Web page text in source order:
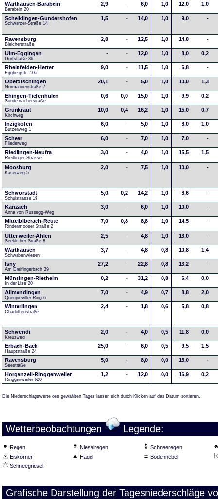
Warthausen-Barabein
Barabein 20
2,9 - 6,0 1,0 12,0 1,0
Schelklingen-Gundershofen
Schwarzer-Straße 14
1,5 - 14,0 1,0 9,0 -
Ravensburg
Bleicherstraße
2,8 - 12,5 1,0 14,8 -
Ulm-Eggingen
Dorfstraße 36
- - 12,0 1,0 8,0 0,2
Rheinfelden-Herten
Eggbergstr. 10a
9,0 - 11,5 1,0 6,8 -
Oberdischingen
Normannenstraße 7
20,1 - 5,0 1,0 10,0 1,3
Ehingen-Tiefenhülen
Sondernacherstraße
0,6 0,0 15,0 1,0 9,9 0,2
Grünkraut
Kirchweg
10,0 0,4 16,2 1,0 15,0 0,7
Inzigkofen
Butzenweg 1
6,0 - 5,0 1,0 8,0 1,0
Scheer
Fliederweg
6,0 - 7,0 1,0 7,0 -
Riedlingen-Neufra
Riedlinger Strasse
3,0 - 4,0 1,0 15,5 1,5
Moosburg
Käserweg 5
2,0 - 7,5 1,0 10,0 -
Schwörstadt
Schulstrasse 19
5,0 0,2 14,2 1,0 8,6 -
Kanzach
Anna von Russegg-Weg
3,0 - 6,0 1,0 10,0 -
Mittelbiberach-Reute
Rindenmooser Straße 2
7,0 0,8 8,8 1,0 14,5 -
Uttenweiler-Ahlen
Seekircher Straße 8
2,5 - 4,8 1,0 13,0 -
Warthausen
Schwabenwiesen
3,7 - 4,8 0,8 10,8 1,4
Isny
Am Dreifingerbach 39
27,2 - 22,8 0,8 13,2 -
Münsingen-Rietheim
In der Lise 20
0,2 - 31,2 0,8 6,4 0,0
Allmendingen
Querqueviller Ring 6
7,0 - 4,9 0,7 8,8 2,0
Winterlingen
Charlottenstraße
2,4 - 1,8 0,6 5,8 0,8
Schwendi
Kreuzweg
2,0 - 4,0 0,5 11,8 0,0
Erbach-Bach
Hauptstraße 24
25,0 - 6,0 0,5 9,5 1,5
Ravensburg
Seestraße
5,0 - 8,0 0,0 15,0 -
Horgenzell-Ringgenweiler
Ringgenweiler 620
1,2 - 12,0 0,0 16,9 0,2
Die Niederschlagswerte des gewählten Tages lassen sich durch Klicken auf das Datum sortieren.
Wetterbeobachtungen Legende:
Regen Nieselregen
Schneeregen
Eiskörner
Hagel
Bodennebel
Schneegriesel
Grafische Darstellung der Tagesniederschläge